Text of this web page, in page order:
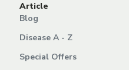
Article
Blog
Disease A - Z
Special Offers